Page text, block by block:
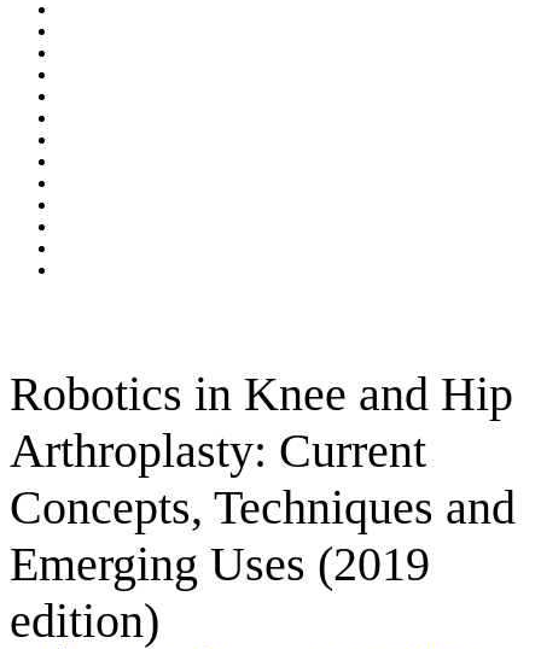
Robotics in Knee and Hip
Arthroplasty: Current
Concepts, Techniques and
Emerging Uses (2019
edition)